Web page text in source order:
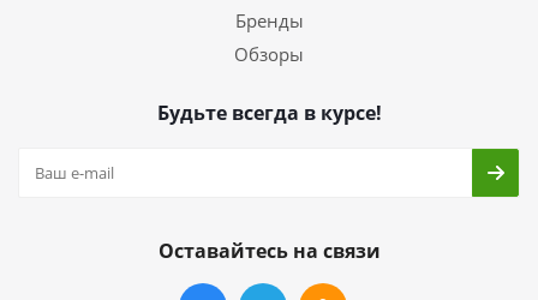
Бренды
Обзоры
Будьте всегда в курсе!
Оставайтесь на связи